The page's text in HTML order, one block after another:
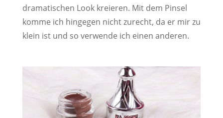
dramatischen Look kreieren. Mit dem Pinsel
komme ich hingegen nicht zurecht, da er mir zu
klein ist und so verwende ich einen anderen.